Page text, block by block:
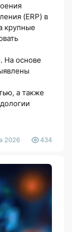
(ERP) в
крупные
На основе
а также
2026 434